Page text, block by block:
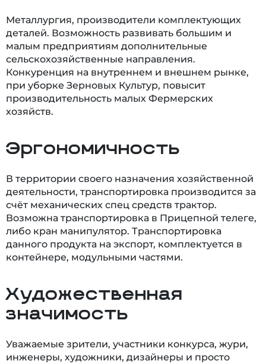
Металлургия, производители комплектующих
деталей. Возможность развивать большим и
малым предприятиям дополнительные
сельскохозяйственные направления.
Конкуренция на внутреннем и внешнем рынке,
при уборке Зерновых Культур, повысит
производительность малых Фермерских
хозяйств.
Эргономичность
В территории своего назначения хозяйственной
деятельности, транспортировка производится за
счёт механических спец средств трактор.
Возможна транспортировка в Прицепной телеге,
либо кран манипулятор. Транспортировка
данного продукта на экспорт, комплектуется в
контейнере, модульными частями.
Художественная
значимость
Уважаемые зрители, участники конкурса, жури,
инженеры, художники, дизайнеры и просто